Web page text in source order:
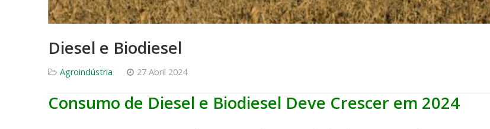
Diesel e Biodiesel
Agroindústria 27 Abril 2024
Consumo de Diesel e Biodiesel Deve Crescer em 2024